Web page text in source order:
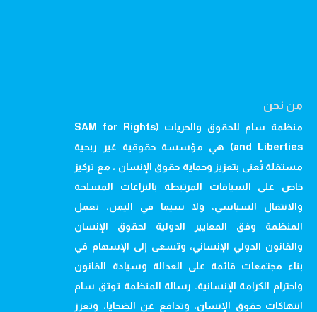
من نحن
منظمة سام للحقوق والحريات (SAM for Rights
and Liberties) هي مؤسسة حقوقية غير ربحية
مستقلة تُعنى بتعزيز وحماية حقوق الإنسان ، مع تركيز
خاص على السياقات المرتبطة بالنزاعات المسلحة
والانتقال السياسي، ولا سيما في اليمن. تعمل
المنظمة وفق المعايير الدولية لحقوق الإنسان
والقانون الدولي الإنساني، وتسعى إلى الإسهام في
بناء مجتمعات قائمة على العدالة وسيادة القانون
واحترام الكرامة الإنسانية. رسالة المنظمة توثق سام
انتهاكات حقوق الإنسان، وتدافع عن الضحايا، وتعزز